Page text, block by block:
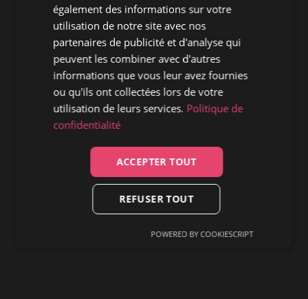
RAP
ET
SONORITÉS
AFRICAINES
également des informations sur votre
utilisation de notre site avec nos
partenaires de publicité et d'analyse qui
peuvent les combiner avec d'autres
informations que vous leur avez fournies
ou qu'ils ont collectées lors de votre
utilisation de leurs services. Politique de
confidentialité
ACCEPTER TOUT
REFUSER TOUT
POWERED BY COOKIESCRIPT